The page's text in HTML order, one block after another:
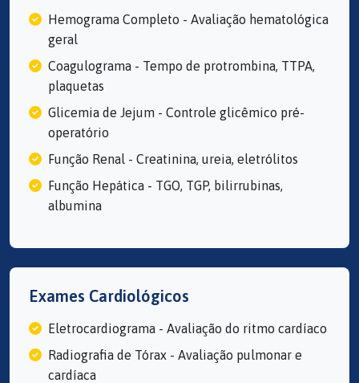
Hemograma Completo - Avaliação hematológica
geral
Coagulograma - Tempo de protrombina, TTPA,
plaquetas
Glicemia de Jejum - Controle glicêmico pré-
operatório
Função Renal - Creatinina, ureia, eletrólitos
Função Hepática - TGO, TGP, bilirrubinas,
albumina
Exames Cardiológicos
Eletrocardiograma - Avaliação do ritmo cardíaco
Radiografia de Tórax - Avaliação pulmonar e
cardíaca